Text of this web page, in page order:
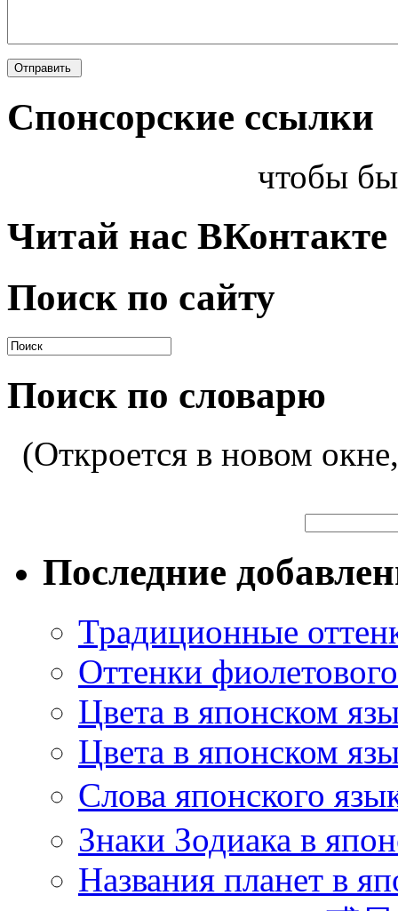
Спонсорские ссылки
чтобы
Читай нас ВКонтакте
Поиск по сайту
Поиск по словарю
(Откроется в новом
Последние
Традиционные
Оттенки
Цвета в японском
Цвета в японском
Слова японского
Знаки Зодиака в
Названия планет в